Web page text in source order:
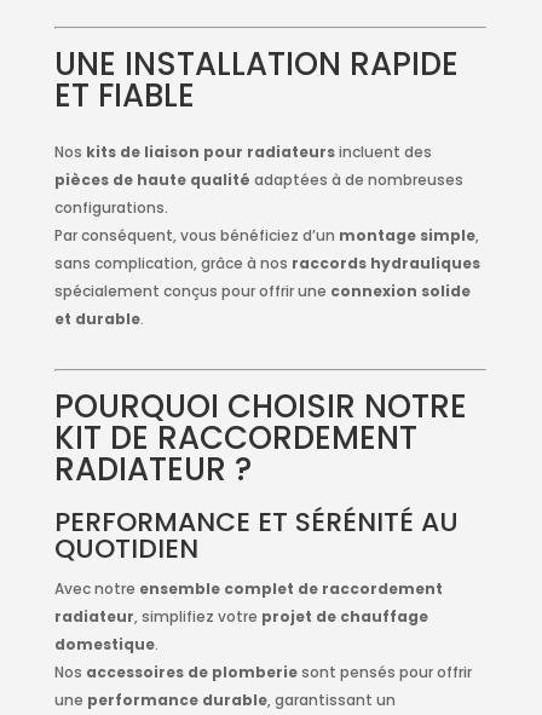
UNE INSTALLATION RAPIDE
ET FIABLE
Nos kits de liaison pour radiateursincluent des
pièces de haute qualité adaptées à de nombreuses
configurations.
Par conséquent, vous bénéficiez d’un montage simple,
sans complication, grâce à nos raccords hydrauliques
spécialement conçus pour offrir une connexion solide
et durable.
POURQUOI CHOISIR NOTRE
KIT DE RACCORDEMENT
RADIATEUR ?
PERFORMANCE ET SÉRÉNITÉ AU
QUOTIDIEN
Avec notre ensemble complet de raccordement
radiateur, simplifiez votre projet de chauffage
domestique.
Nos accessoires de plomberiesont pensés pour offrir
une performance durable, garantissant un